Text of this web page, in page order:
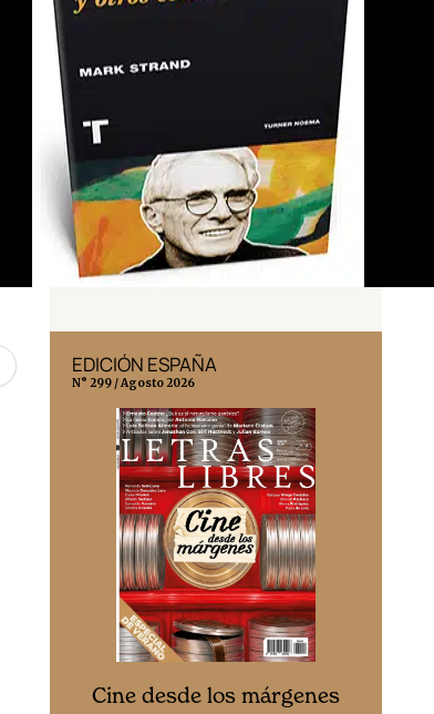
EDICIÓN ESPAÑA
N° 299 / Agosto 2026
Cine desde los márgenes